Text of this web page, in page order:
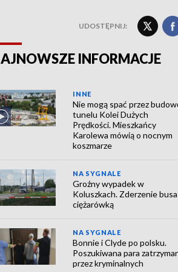
UDOSTĘPNIJ:
INFORMACJE
INNE
Nie mogą spać przez
tunelu Kolei Dużych
Prędkości. Mieszkańcy
Karolewa mówią o nocnym
koszmarze
NA SYGNALE
Groźny wypadek w
Koluszkach. Zderzenie
ciężarówką
NA SYGNALE
Bonnie i Clyde po polsku.
Poszukiwana para
przez kryminalnych